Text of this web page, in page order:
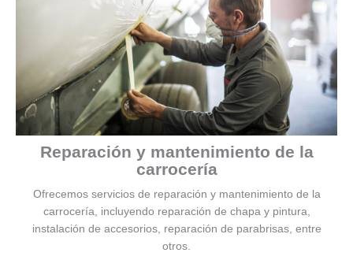
Reparación y mantenimiento de la
carrocería
Ofrecemos servicios de reparación y mantenimiento de la
carrocería, incluyendo reparación de chapa y pintura,
instalación de accesorios, reparación de parabrisas, entre
otros.